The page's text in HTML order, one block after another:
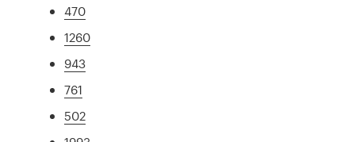
470
1260
943
761
502